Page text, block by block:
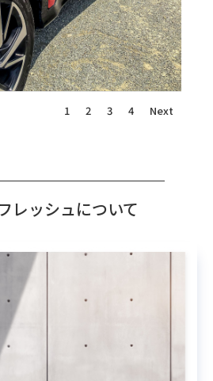
1 2 3 4 Next
レッシュについて